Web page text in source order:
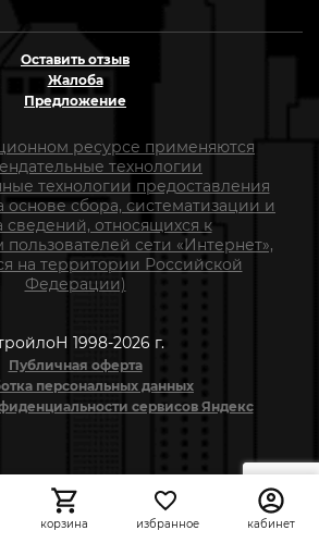
Оставить отзыв
Жалоба
Предложение
ресурсе применяются
технологии
технологии предоставления
сбора, систематизации и
сведений, относящихся к
сети «Интернет»,
на территории Российской
Федерации)
1998-2026 г.
Публичная оферта
персональных данных
сервисов Яндекс
корзина избранное кабинет